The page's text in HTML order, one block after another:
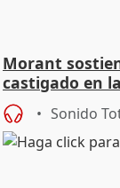
Morant
castigado en
cambio"
Sonido